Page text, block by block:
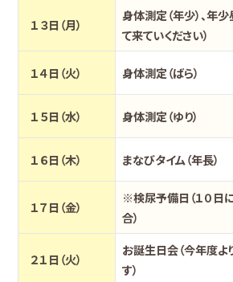
１３日（月）
身体測定（年少）、年
て来ていください）
１４日（火） 身体測定（ばら）
１５日（水） 身体測定（ゆり）
１６日（木） まなびタイム（年長）
１７日（金）
※検尿予備日（１０日
合）
２１日（火）
お誕生日会（今年度よ
す）